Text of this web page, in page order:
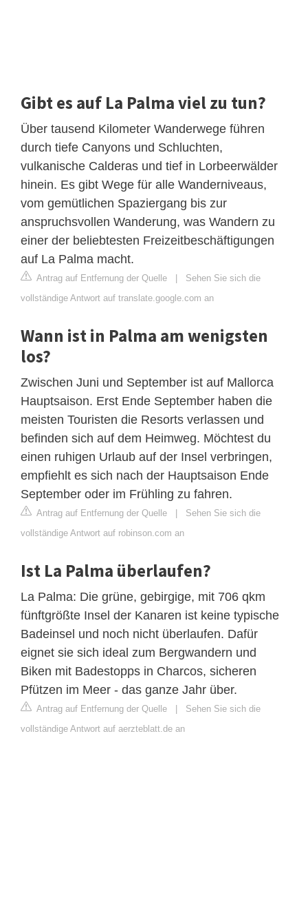
Gibt es auf La Palma viel zu tun?
Über tausend Kilometer Wanderwege führen
durch tiefe Canyons und Schluchten,
vulkanische Calderas und tief in Lorbeerwälder
hinein. Es gibt Wege für alle Wanderniveaus,
vom gemütlichen Spaziergang bis zur
anspruchsvollen Wanderung, was Wandern zu
einer der beliebtesten Freizeitbeschäftigungen
auf La Palma macht.
Antrag auf Entfernung der Quelle | Sehen Sie sich die
vollständige Antwort auf translate.google.com an
Wann ist in Palma am wenigsten
los?
Zwischen Juni und September ist auf Mallorca
Hauptsaison. Erst Ende September haben die
meisten Touristen die Resorts verlassen und
befinden sich auf dem Heimweg. Möchtest du
einen ruhigen Urlaub auf der Insel verbringen,
empfiehlt es sich nach der Hauptsaison Ende
September oder im Frühling zu fahren.
Antrag auf Entfernung der Quelle | Sehen Sie sich die
vollständige Antwort auf robinson.com an
Ist La Palma überlaufen?
La Palma: Die grüne, gebirgige, mit 706 qkm
fünftgrößte Insel der Kanaren ist keine typische
Badeinsel und noch nicht überlaufen. Dafür
eignet sie sich ideal zum Bergwandern und
Biken mit Badestopps in Charcos, sicheren
Pfützen im Meer - das ganze Jahr über.
Antrag auf Entfernung der Quelle | Sehen Sie sich die
vollständige Antwort auf aerzteblatt.de an